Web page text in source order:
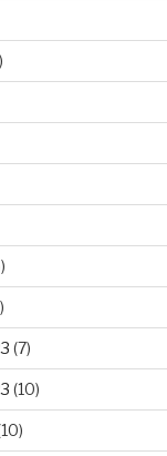
(7)
(10)